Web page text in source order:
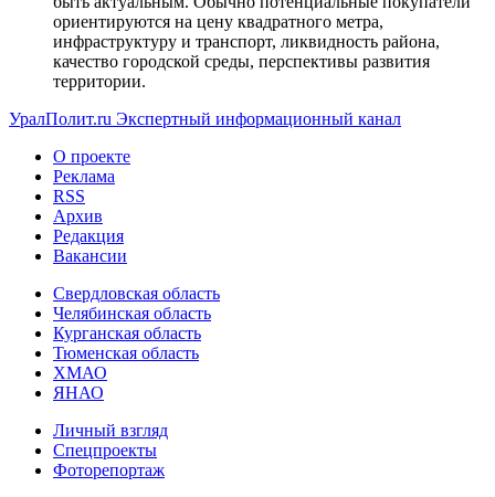
ориентируются на цену квадратного метра,
инфраструктуру и транспорт, ликвидность района,
качество городской среды, перспективы развития
территории.
УралПолит.ru Экспертный информационный канал
О проекте
Реклама
RSS
Архив
Редакция
Вакансии
Свердловская область
Челябинская область
Курганская область
Тюменская область
ХМАО
ЯНАО
Личный взгляд
Спецпроекты
Фоторепортаж